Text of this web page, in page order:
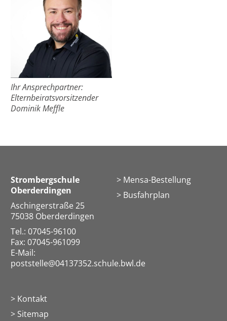
Ihr Ansprechpartner:
Elternbeiratsvorsitzender
Dominik Meffle
Strombergschule
Oberderdingen
Aschingerstraße 25
75038 Oberderdingen
Tel.: 07045-96100
Fax: 07045-961099
E-Mail:
poststelle@04137352.schule.bwl.de
Mensa-Bestellung
Busfahrplan
Kontakt
Sitemap